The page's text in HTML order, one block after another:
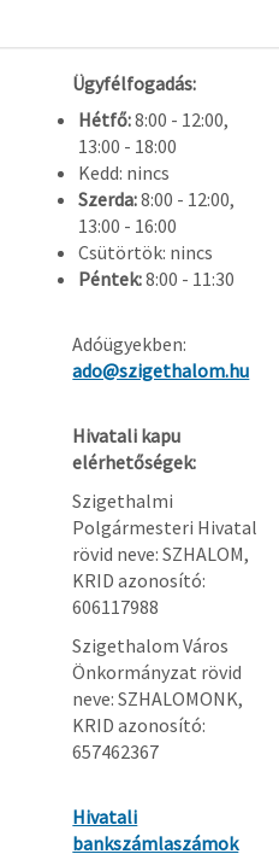
Ügyfélfogadás:
Hétfő:8:00 - 12:00,
13:00 - 18:00
Kedd: nincs
Szerda:8:00 - 12:00,
13:00 - 16:00
Csütörtök: nincs
Péntek:8:00 - 11:30
Adóügyekben:
ado@szigethalom.hu
Hivatali kapu
elérhetőségek:
Szigethalmi
Polgármesteri Hivatal
rövid neve: SZHALOM,
KRID azonosító:
606117988
Szigethalom Város
Önkormányzat rövid
neve: SZHALOMONK,
KRID azonosító:
657462367
Hivatali
bankszámlaszámok